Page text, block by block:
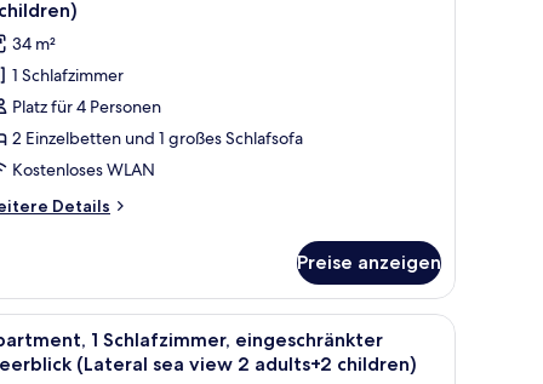
34 m²
1 Schlafzimmer
Platz für 4 Personen
2 Einzelbetten und 1 großes Schlafsofa
Kostenloses WLAN
Details
Preise anzeigen
einem kleinen Tisch mit Obst, einem Fernseher an der Wand und
Ein Balkon mit Tisch und Obstkorb,
11
1 Schlafzimmer, eingeschränkter
(Lateral sea view 2 adults+2 children)